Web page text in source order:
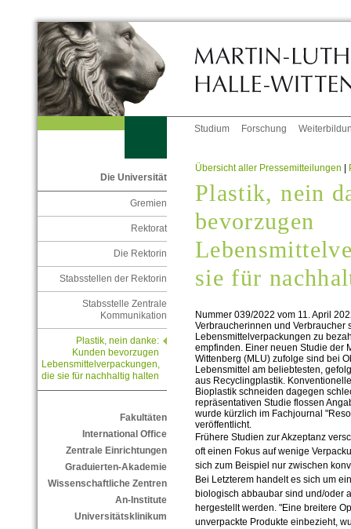
Studium Forschung
Die Universität
Gremien
Rektorat
Die Rektorin
Stabsstellen der Rektorin
Stabsstelle Zentrale
Kommunikation
Plastik, nein danke:
Kunden bevorzugen
Lebensmittelverpackungen,
die sie für nachhaltig halten
Fakultäten
International Office
Zentrale Einrichtungen
Graduierten-Akademie
Wissenschaftliche Zentren
An-Institute
Universitätsklinikum
Übersicht aller Pressemitteilungen |
Plastik, nein
bevorzugen
sie für
Nummer 039/2022 vom 11. April
Verbraucherinnen und Verbraucher
Lebensmittelverpackungen zu
empfinden. Einer neuen Studie der
Wittenberg (MLU) zufolge sind bei
Lebensmittel am beliebtesten,
aus Recyclingplastik.
Bioplastik schneiden dagegen
repräsentativen Studie flossen
wurde kürzlich im Fachjournal
veröffentlicht.
Frühere Studien zur Akzeptanz
oft einen Fokus auf wenige
sich zum Beispiel nur zwischen
Bei Letzterem handelt es sich um
biologisch abbaubar sind und/oder
hergestellt werden. "Eine breitere
unverpackte Produkte einbezieht,